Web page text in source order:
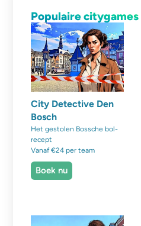
Populaire citygames
City Detective Den
Bosch
Het gestolen Bossche bol-
recept
Vanaf €24 per team
Boek nu